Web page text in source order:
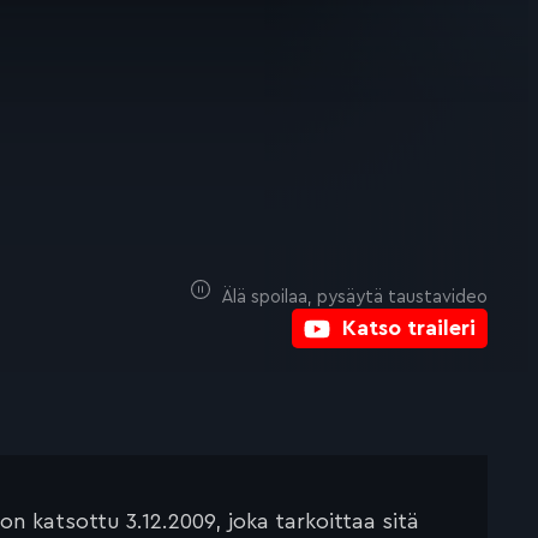
Katso traileri
Älä spoilaa, pysäytä taustavideo
katsottu 3.12.2009, joka tarkoittaa sitä